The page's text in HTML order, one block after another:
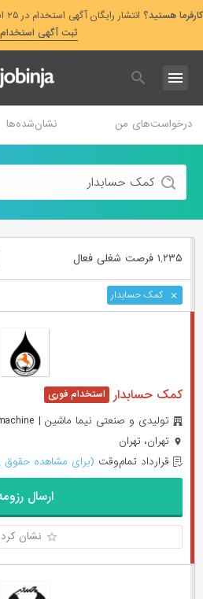
کارفرما هستید؟ انتشار رایگان آگهی استخدام در ۲۵ استان و ۲۶ دسته‌بندی شغلی
ثبت آگهی استخدام
درخواست‌های من نشان‌شده‌ها
۱,۲۳۵ فرصت ‌شغلی فعال
کمک حسابدار
کمک حسابدار
تولیدی و صنعتی نیما ماشین | Nimamachine
تهران، تهران
قرارداد تمام‌وقت (برای مشاهده حقوق
ارسال
نشان